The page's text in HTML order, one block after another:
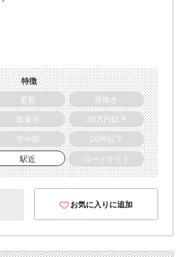
特徴
更新
居抜き
飲食可
30万円以下
空中階
20坪以下
駅近 ロードサイド
お気に入りに追加